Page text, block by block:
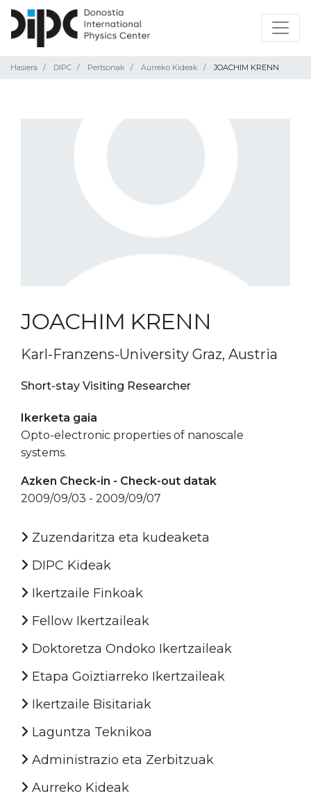
Hasiera DIPC Pertsonak Aurreko Kideak JOACHIM KRENN
JOACHIM KRENN
Karl-Franzens-University Graz, Austria
Short-stay Visiting Researcher
Ikerketa gaia
Opto-electronic properties of nanoscale
systems.
Azken Check-in - Check-out datak
2009/09/03 - 2009/09/07
Zuzendaritza eta kudeaketa
DIPC Kideak
Ikertzaile Finkoak
Fellow Ikertzaileak
Doktoretza Ondoko Ikertzaileak
Etapa Goiztiarreko Ikertzaileak
Ikertzaile Bisitariak
Laguntza Teknikoa
Administrazio eta Zerbitzuak
Aurreko Kideak